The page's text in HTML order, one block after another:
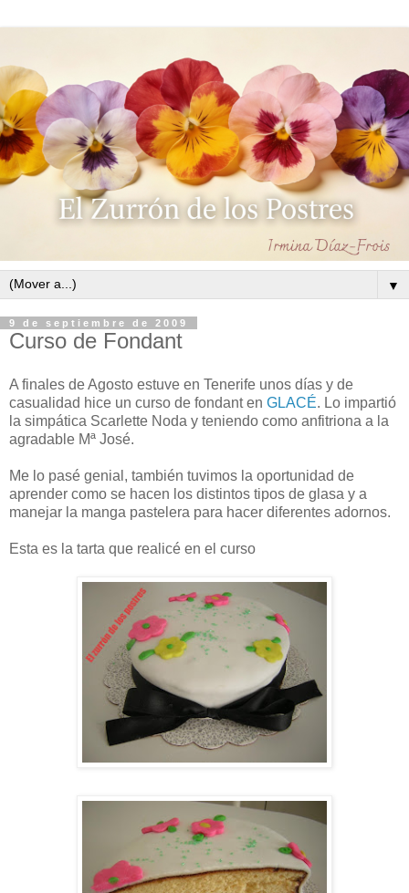
▼
9 de septiembre de 2009
Curso de Fondant
A finales de Agosto estuve en Tenerife unos días y de
casualidad hice un curso de fondant en GLACÉ. Lo impartió
la simpática Scarlette Noda y teniendo como anfitriona a la
agradable Mª José.
Me lo pasé genial, también tuvimos la oportunidad de
aprender como se hacen los distintos tipos de glasa y a
manejar la manga pastelera para hacer diferentes adornos.
Esta es la tarta que realicé en el curso